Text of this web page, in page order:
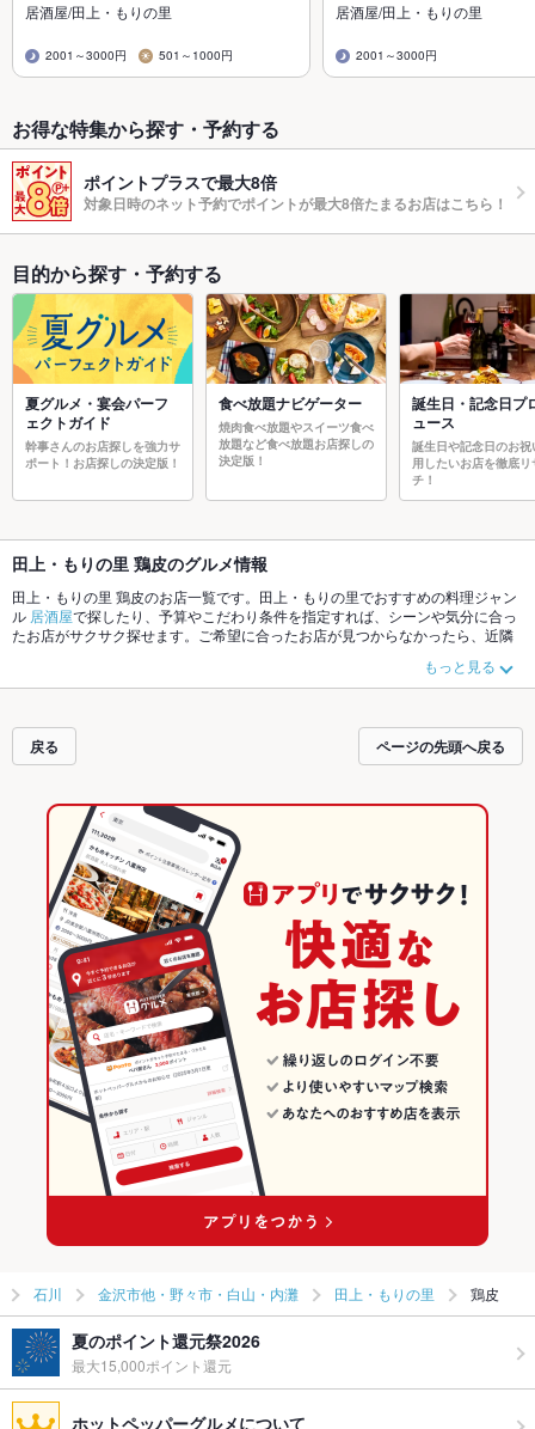
居酒屋/田上・もりの里
2001～3000円 501～1000円
居酒屋/田上・もりの里
2001～3000円
お得な特集から探す・予約する
ポイントプラスで最大8倍
対象日時のネット予約でポイントが最大8倍たまるお店はこちら！
目的から探す・予約する
夏グルメ・宴会パーフ
ェクトガイド
幹事さんのお店探しを強力サ
ポート！お店探しの決定版！
食べ放題ナビゲーター
焼肉食べ放題やスイーツ食べ
放題など食べ放題お店探しの
決定版！
誕生日・記念日プ
ュース
誕生日や記念日のお祝
用したいお店を徹底リ
チ！
田上・もりの里 鶏皮のグルメ情報
田上・もりの里 鶏皮のお店一覧です。田上・もりの里でおすすめの料理ジャン
ル 居酒屋で探したり、予算やこだわり条件を指定すれば、シーンや気分に合っ
たお店がサクサク探せます。ご希望に合ったお店が見つからなかったら、近隣
パーグルメなら、お得なクーポンはもちろん、こだわりメニューからあげ、 馬
刺し、お茶漬けや季節のおすすめ料理など、お店の最新情報をご紹介している
達どうしの飲み会にも、会社の宴会にも、デートやパーティーにもお得に便利
にホットペッパーグルメをご利用ください。
もっと見る
戻る ページの先頭へ戻る
石川 金沢市他・野々市・白山・内灘 田上・もりの里 鶏皮
夏のポイント還元祭2026
最大15,000ポイント還元
ホットペッパーグルメについて